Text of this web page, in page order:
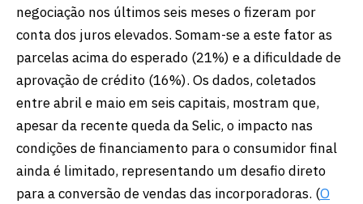
negociação nos últimos seis meses o fizeram por
conta dos juros elevados. Somam-se a este fator as
parcelas acima do esperado (21%) e a dificuldade de
aprovação de crédito (16%). Os dados, coletados
entre abril e maio em seis capitais, mostram que,
apesar da recente queda da Selic, o impacto nas
condições de financiamento para o consumidor final
ainda é limitado, representando um desafio direto
para a conversão de vendas das incorporadoras. (O